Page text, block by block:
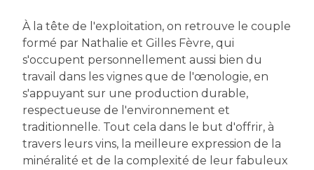
À la tête de l'exploitation, on retrouve le couple
formé par Nathalie et Gilles Fèvre, qui
s'occupent personnellement aussi bien du
travail dans les vignes que de l'œnologie, en
s'appuyant sur une production durable,
respectueuse de l'environnement et
traditionnelle. Tout cela dans le but d'offrir, à
travers leurs vins, la meilleure expression de la
minéralité et de la complexité de leur fabuleux